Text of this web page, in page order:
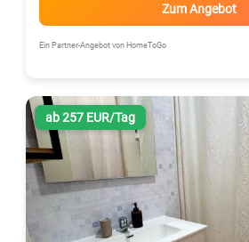
Zum Angebot
Ein Partner-Angebot von HomeToGo
ab 257 EUR/Tag